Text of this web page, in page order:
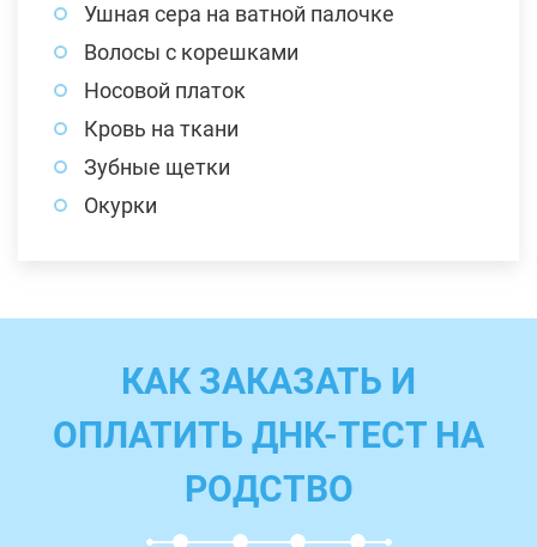
Ушная сера на ватной палочке
Волосы с корешками
Носовой платок
Кровь на ткани
Зубные щетки
Окурки
КАК ЗАКАЗАТЬ И
ОПЛАТИТЬ ДНК-ТЕСТ НА
РОДСТВО